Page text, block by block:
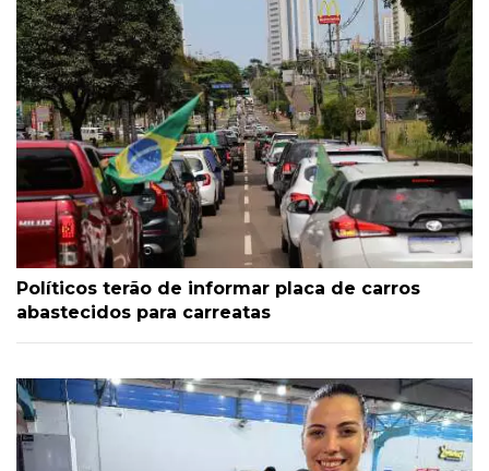
Políticos terão de informar placa de carros
abastecidos para carreatas